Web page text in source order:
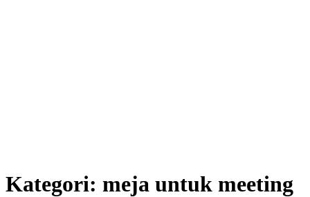
Kategori: meja untuk meeting